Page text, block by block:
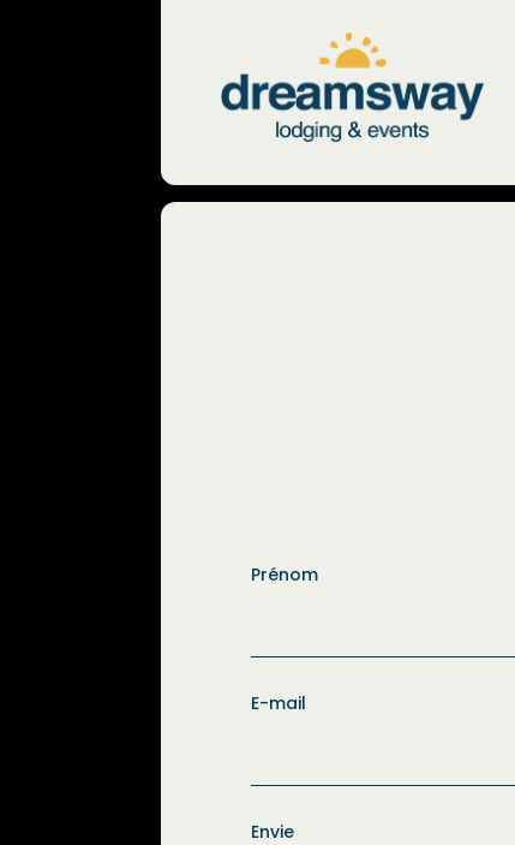
Prénom
E-mail
Envie